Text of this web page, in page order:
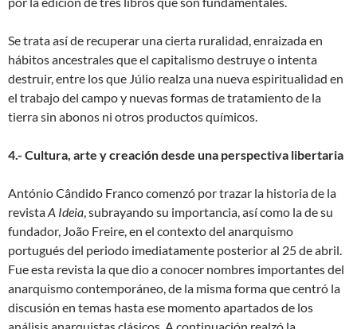
Se trata así de recuperar una cierta ruralidad, enraizada en
hábitos ancestrales que el capitalismo destruye o intenta
destruir, entre los que Júlio realza una nueva espiritualidad en
el trabajo del campo y nuevas formas de tratamiento de la
tierra sin abonos ni otros productos químicos.
4.- Cultura, arte y creación desde una perspectiva libertaria
António Cândido Franco comenzó por trazar la historia de la
revistaA Ideia, subrayando su importancia, así como la de su
fundador, João Freire, en el contexto del anarquismo
portugués del periodo imediatamente posterior al 25 de abril.
Fue esta revista la que dio a conocer nombres importantes del
anarquismo contemporáneo, de la misma forma que centró la
discusión en temas hasta ese momento apartados de los